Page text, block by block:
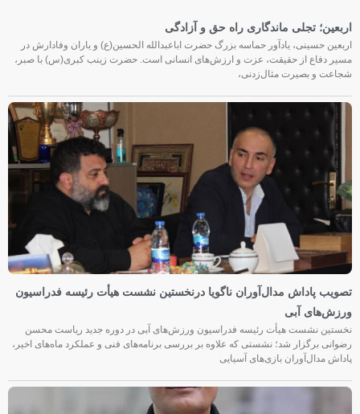
اربعین؛ تجلی ماندگاری راه حق و آزادگی
اربعین حسینی، یادآور حماسه بزرگ حضرت اباعبدالله الحسین(ع) و یاران وفادارش در
مسیر دفاع از حقیقت، عزت و ارزش‌های انسانی است. حضرت زینب کبری(س) با صبر،
شجاعت و بصیرت مثال‌زدنی،
تصویب پاداش مدال‌آوران ناگویا درنخستین نشست هیأت رئیسه فدراسیون
ورزش‌های آبی
نخستین نشست هیأت رئیسه فدراسیون ورزش‌های آبی در دوره جدید ریاست محسن
رضوانی برگزار شد؛ نشستی که علاوه بر بررسی برنامه‌های فنی و عملکرد ماه‌های اخیر،
پاداش مدال‌آوران بازی‌های آسیایی